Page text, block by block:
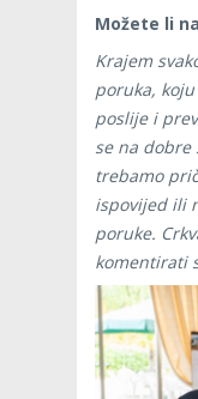
Možete li
Krajem
poruka,
poslije i
se na dobre
trebamo
ispovijed ili
poruke.
komentirati